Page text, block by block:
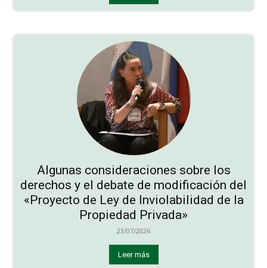
Algunas consideraciones sobre los
derechos y el debate de modificación del
«Proyecto de Ley de Inviolabilidad de la
Propiedad Privada»
23/07/2026
Leer más